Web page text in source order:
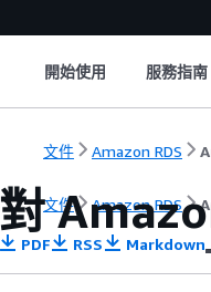
開始使用 服務指南
文件 Amazon RDS
文件 Amazon RDS
對
PDF RSS Markdown